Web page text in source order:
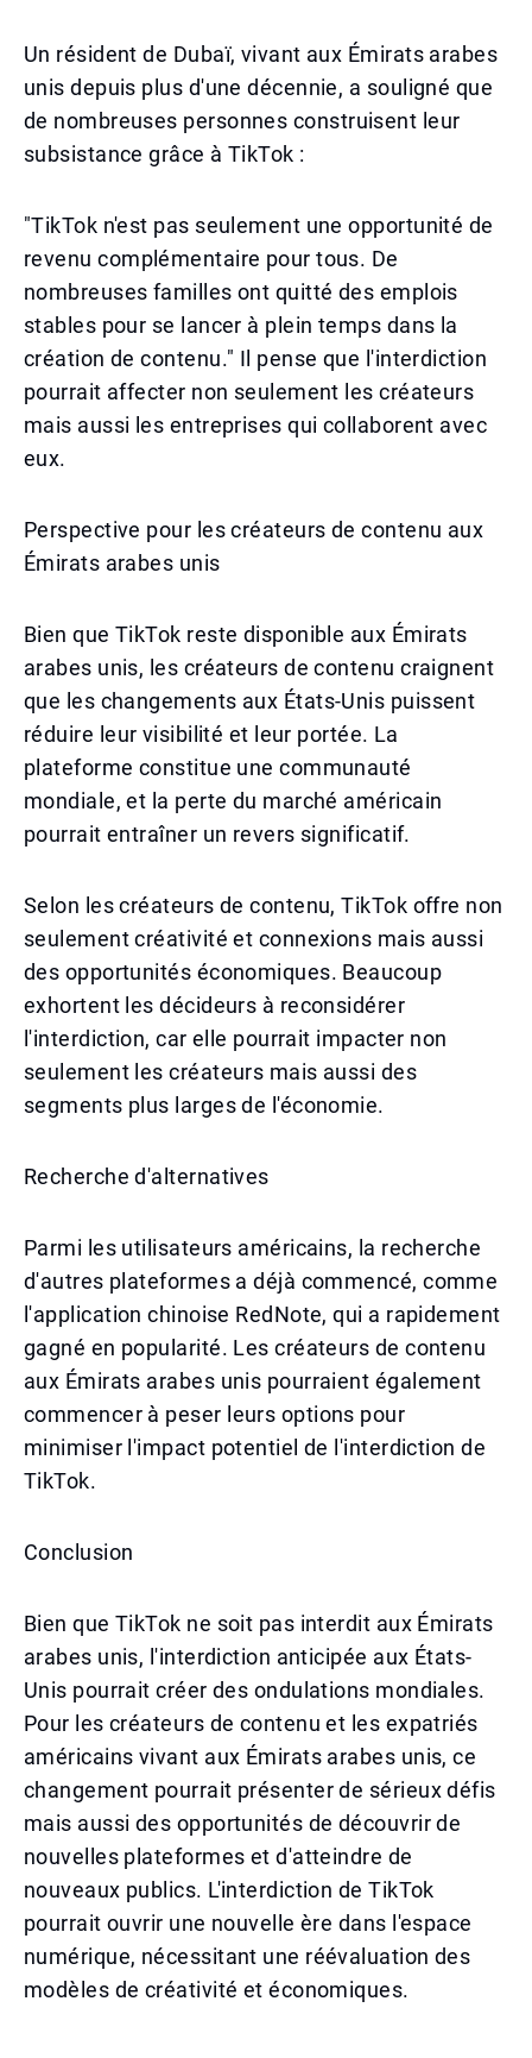
Un résident de Dubaï, vivant aux Émirats arabes
unis depuis plus d'une décennie, a souligné que
de nombreuses personnes construisent leur
subsistance grâce à TikTok :
"TikTok n'est pas seulement une opportunité de
revenu complémentaire pour tous. De
nombreuses familles ont quitté des emplois
stables pour se lancer à plein temps dans la
création de contenu." Il pense que l'interdiction
pourrait affecter non seulement les créateurs
mais aussi les entreprises qui collaborent avec
eux.
Perspective pour les créateurs de contenu aux
Émirats arabes unis
Bien que TikTok reste disponible aux Émirats
arabes unis, les créateurs de contenu craignent
que les changements aux États-Unis puissent
réduire leur visibilité et leur portée. La
plateforme constitue une communauté
mondiale, et la perte du marché américain
pourrait entraîner un revers significatif.
Selon les créateurs de contenu, TikTok offre non
seulement créativité et connexions mais aussi
des opportunités économiques. Beaucoup
exhortent les décideurs à reconsidérer
l'interdiction, car elle pourrait impacter non
seulement les créateurs mais aussi des
segments plus larges de l'économie.
Recherche d'alternatives
Parmi les utilisateurs américains, la recherche
d'autres plateformes a déjà commencé, comme
l'application chinoise RedNote, qui a rapidement
gagné en popularité. Les créateurs de contenu
aux Émirats arabes unis pourraient également
commencer à peser leurs options pour
minimiser l'impact potentiel de l'interdiction de
TikTok.
Conclusion
Bien que TikTok ne soit pas interdit aux Émirats
arabes unis, l'interdiction anticipée aux États-
Unis pourrait créer des ondulations mondiales.
Pour les créateurs de contenu et les expatriés
américains vivant aux Émirats arabes unis, ce
changement pourrait présenter de sérieux défis
mais aussi des opportunités de découvrir de
nouvelles plateformes et d'atteindre de
nouveaux publics. L'interdiction de TikTok
pourrait ouvrir une nouvelle ère dans l'espace
numérique, nécessitant une réévaluation des
modèles de créativité et économiques.